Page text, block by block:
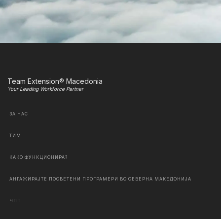
Team Extension® Macedonia
Your Leading Workforce Partner
ЗА НАС
ТИМ
КАКО ФУНКЦИОНИРА?
АНГАЖИРАЈТЕ ПОСВЕТЕНИ ПРОГРАМЕРИ ВО СЕВЕРНА МАКЕДОНИЈА
ЧПП